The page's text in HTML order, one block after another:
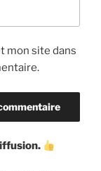
mon site dans